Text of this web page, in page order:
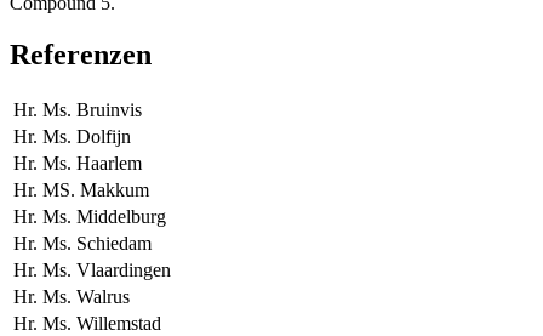
Referenzen
Hr. Ms. Bruinvis
Hr. Ms. Dolfijn
Hr. Ms. Haarlem
Hr. MS. Makkum
Hr. Ms. Middelburg
Hr. Ms. Schiedam
Hr. Ms. Vlaardingen
Hr. Ms. Walrus
Hr. Ms. Willemstad